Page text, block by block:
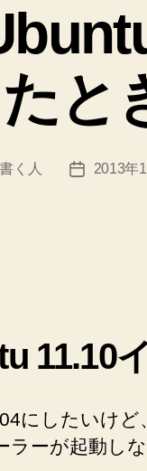
たと
書く人
投
2013年
11.10
にしたいけど
ラーが起動し